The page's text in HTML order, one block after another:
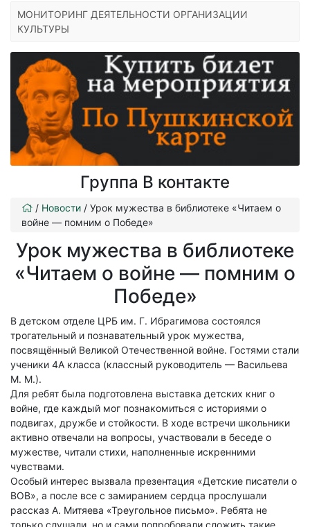
МОНИТОРИНГ ДЕЯТЕЛЬНОСТИ ОРГАНИЗАЦИИ
КУЛЬТУРЫ
Группа В контакте
/ Новости / Урок мужества в библиотеке «Читаем о
войне — помним о Победе»
Урок мужества в библиотеке
«Читаем о войне — помним о
Победе»
В детском отделе ЦРБ им. Г. Ибрагимова состоялся
трогательный и познавательный урок мужества,
посвящённый Великой Отечественной войне. Гостями стали
ученики 4А класса (классный руководитель — Васильева
М. М.).
Для ребят была подготовлена выставка детских книг о
войне, где каждый мог познакомиться с историями о
подвигах, дружбе и стойкости. В ходе встречи школьники
активно отвечали на вопросы, участвовали в беседе о
мужестве, читали стихи, наполненные искренними
чувствами.
Особый интерес вызвала презентация «Детские писатели о
ВОВ», а после все с замиранием сердца прослушали
рассказ А. Митяева «Треугольное письмо». Ребята не